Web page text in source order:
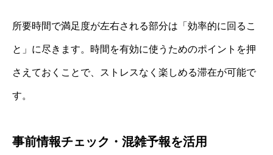
所要時間で満足度が左右される部分は「効率的に回るこ
と」に尽きます。時間を有効に使うためのポイントを押
さえておくことで、ストレスなく楽しめる滞在が可能で
す。
事前情報チェック・混雑予報を活用